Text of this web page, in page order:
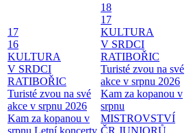
17
16
KULTURA
V SRDCI
RATIBOŘIC
Turisté zvou na své
akce v srpnu 2026
Kam za kopanou v
srpnu Letní koncerty
18
17
KULTURA
V SRDCI
RATIBOŘIC
Turisté zvou na své
akce v srpnu 2026
Kam za kopanou v
srpnu
MISTROVSTVÍ
ČR JUNIORŮ